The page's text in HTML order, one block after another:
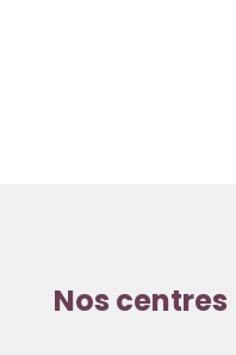
Nos centres